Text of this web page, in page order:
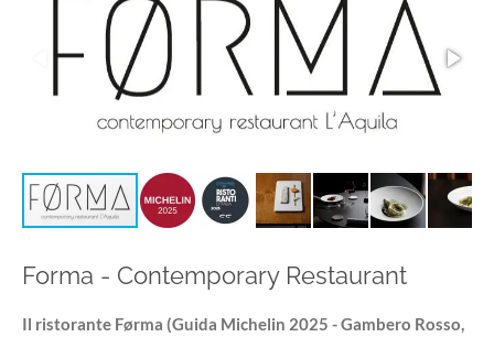
Forma - Contemporary Restaurant
Il ristorante Førma (Guida Michelin 2025 - Gambero Rosso,